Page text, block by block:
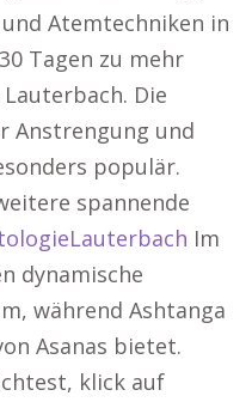
Atemtechniken in
Tagen zu mehr
Die
Anstrengung und
populär.
spannende
Im
dynamische
während Ashtanga
Asanas bietet.
klick auf